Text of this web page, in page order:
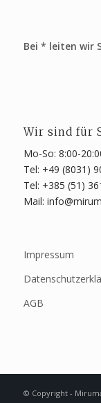
Bei * leiten wir
Wir sind für
Mo-So: 8:00-
Tel: +49 (8031)
Tel: +385 (51)
Mail:
Impressum
AGB
© Copyright -